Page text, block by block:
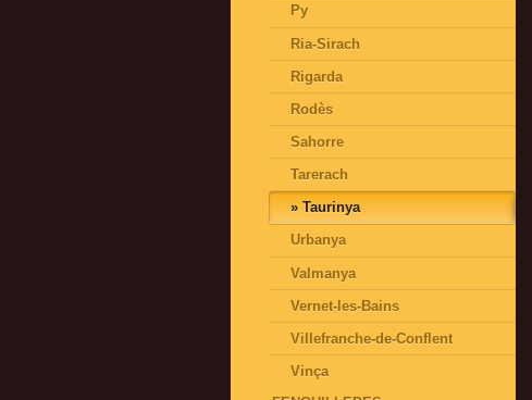
Py
Ria-Sirach
Rigarda
Rodès
Sahorre
Tarerach
Taurinya
Urbanya
Valmanya
Vernet-les-Bains
Villefranche-de-Conflent
Vinça